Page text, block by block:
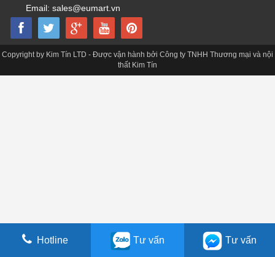
Email: sales@eumart.vn
Hotline Tư vấn Tư vấn
Copyright by Kim Tín LTD - Được vận hành bởi Công ty TNHH Thương mại và nội
thất Kim Tín